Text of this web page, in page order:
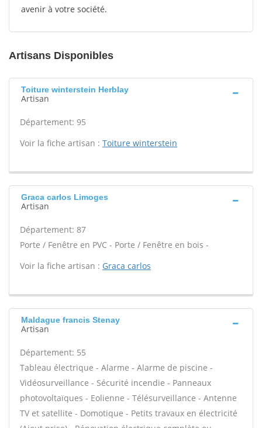
avenir à votre société.
Artisans Disponibles
Toiture winterstein Herblay
Artisan
Département: 95
Voir la fiche artisan : Toiture winterstein
Graca carlos Limoges
Artisan
Département: 87
Porte / Fenêtre en PVC - Porte / Fenêtre en bois -
Voir la fiche artisan : Graca carlos
Maldague francis Stenay
Artisan
Département: 55
Tableau électrique - Alarme - Alarme de piscine -
Vidéosurveillance - Sécurité incendie - Panneaux
photovoltaïques - Eolienne - Télésurveillance - Antenne
TV et satellite - Domotique - Petits travaux en électricité